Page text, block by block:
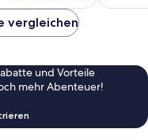
vergleichen
und Vorteile
mehr Abenteuer!